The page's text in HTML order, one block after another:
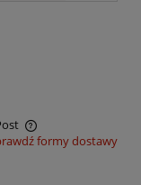
formy dostawy